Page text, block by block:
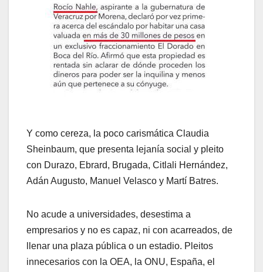
Y como cereza, la poco carismática Claudia
Sheinbaum, que presenta lejanía social y pleito
con Durazo, Ebrard, Brugada, Citlali Hernández,
Adán Augusto, Manuel Velasco y Martí Batres.
No acude a universidades, desestima a
empresarios y no es capaz, ni con acarreados, de
llenar una plaza pública o un estadio. Pleitos
innecesarios con la OEA, la ONU, España, el